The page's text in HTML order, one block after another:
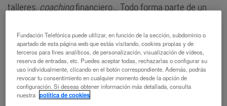
talleres,coachingfinanciero… Todo forma parte de un
Así como en otro tiempo surgió un movimiento crítico
frente a la educación tradicional, consumidora de
contenidos a través de la mecánica memorización, hoy
existe una corriente, también crítica, que cuestiona una
práctica muy extendida en el mundo industrializado y es
Fundación Telefónica puede utilizar, en función de la sección, subdominio o
apartado de esta página web que estás visitando, cookies propias y de
terceros para fines analíticos, de personalización, visualización de vídeos,
reserva de entradas, etc. Puedes aceptar todas, rechazarlas o configurar su
uso individualmente, clicando en el botón correspondiente. Además, podrás
revocar tu consentimiento en cualquier momento desde la opción de
configuración. Si deseas obtener información más detallada, consulta
nuestra política de cookies